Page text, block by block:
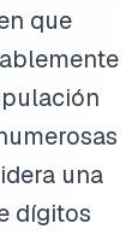
que
una
dígitos